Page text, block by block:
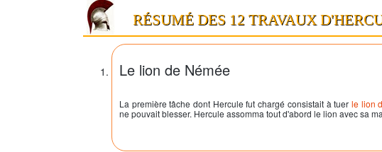
RÉSUMÉ DES 12 TRAVAUX
Le lion de Némée
La première tâche dont Hercule fut chargé consistait à tuer le lion
ne pouvait blesser. Hercule assomma tout d'abord le lion avec sa